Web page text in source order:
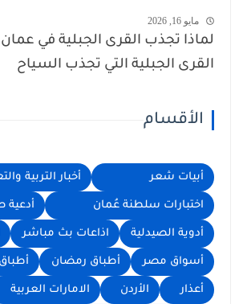
مايو 16, 2026
لماذا تجذب القرى الجبلية في
القرى الجبلية التي تجذب السياح
الأقسام
أبيات شعر أخبار التربية
اختبارات سلطنة عُمان أدعية
أدوية الصيدلية اذاعات بث مباشر
أسواق مصر أطباق رمضان
أعذار الأردن الامارات العربية